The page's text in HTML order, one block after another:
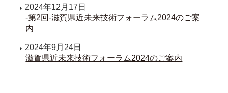
2024年12月17日
-第2回-滋賀県近未来技術フォーラム2024のご案
内
2024年9月24日
滋賀県近未来技術フォーラム2024のご案内